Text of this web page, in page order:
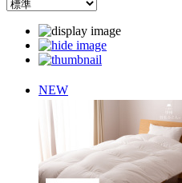
NEW